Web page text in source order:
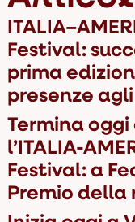
Festival:
prima
presenze
Termina
l’ITALIA-
Festival: a
Premio della